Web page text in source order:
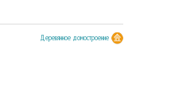
Деревянное домостроение